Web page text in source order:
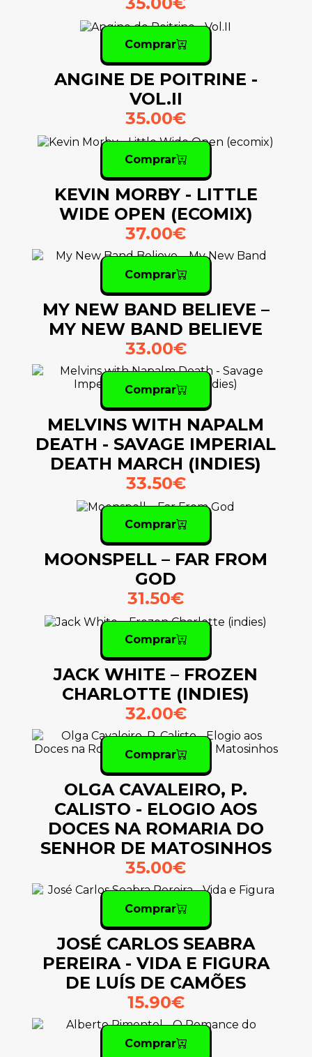
Comprar
ANGINE DE POITRINE -
VOL.II
35.00€
Comprar
KEVIN MORBY - LITTLE
WIDE OPEN (ECOMIX)
37.00€
Comprar
MY NEW BAND BELIEVE –
MY NEW BAND BELIEVE
33.00€
Comprar
MELVINS WITH NAPALM
DEATH - SAVAGE IMPERIAL
DEATH MARCH (INDIES)
33.50€
Comprar
MOONSPELL – FAR FROM
GOD
31.50€
Comprar
JACK WHITE – FROZEN
CHARLOTTE (INDIES)
32.00€
Comprar
OLGA CAVALEIRO, P.
CALISTO - ELOGIO AOS
DOCES NA ROMARIA DO
SENHOR DE MATOSINHOS
35.00€
Comprar
JOSÉ CARLOS SEABRA
PEREIRA - VIDA E FIGURA
DE LUÍS DE CAMÕES
15.90€
Comprar